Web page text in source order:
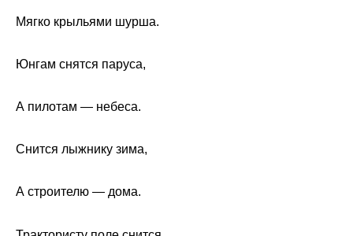
Мягко крыльями шурша.
Юнгам снятся паруса,
А пилотам — небеса.
Снится лыжнику зима,
А строителю — дома.